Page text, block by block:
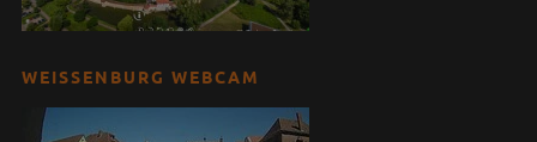
WEISSENBURG WEBCAM